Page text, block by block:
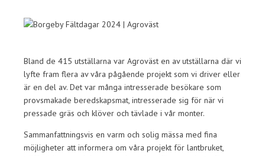
Bland de 415 utställarna var Agroväst en av utställarna där vi
lyfte fram flera av våra pågående projekt som vi driver eller
är en del av. Det var många intresserade besökare som
provsmakade beredskapsmat, intresserade sig för när vi
pressade gräs och klöver och tävlade i vår monter.
Sammanfattningsvis en varm och solig mässa med fina
möjligheter att informera om våra projekt för lantbruket,